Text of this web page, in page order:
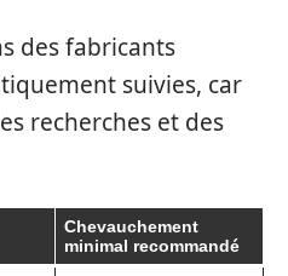
des fabricants
suivies, car
recherches et des
Chevauchement
minimal recommandé